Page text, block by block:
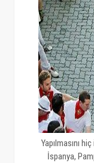
Yapılmasını
İspanya,